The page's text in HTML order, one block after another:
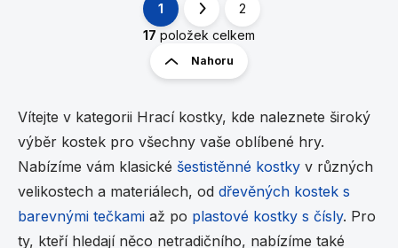
O
v
á
d
c
p
r
v
k
y
v
S
t
r
á
k
o
v
á
n
í
1
2
17 položek celkem
Nahoru
Vítejte v kategorii Hrací kostky, kde naleznete široký
výběr kostek pro všechny vaše oblíbené hry.
Nabízíme vám klasické šestistěnné kostky v různých
velikostech a materiálech, od dřevěných kostek s
barevnými tečkami až po plastové kostky s čísly. Pro
ty, kteří hledají něco netradičního, nabízíme také